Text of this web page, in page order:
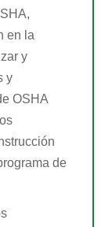
en la
y
y
OSHA
de